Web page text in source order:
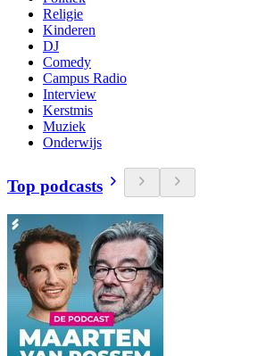
Religie
Kinderen
DJ
Comedy
Campus Radio
Interview
Kerstmis
Muziek
Onderwijs
Top podcasts